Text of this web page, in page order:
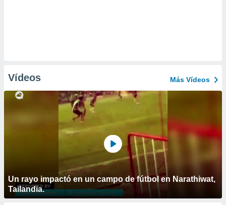
Vídeos Más Vídeos
Un rayo impactó en un campo de fútbol en Narathiwat,
Tailandia.